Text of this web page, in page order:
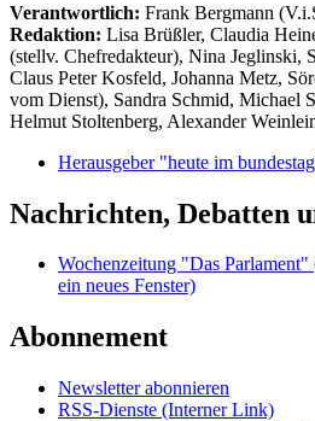
Verantwortlich: Frank Bergmann
Redaktion: Lisa Brüßler, Claudia
(stellv. Chefredakteur), Nina Jeglinski,
Claus Peter Kosfeld, Johanna Metz,
vom Dienst), Sandra Schmid, Michael
Helmut Stoltenberg, Alexander
Herausgeber "heute im
Nachrichten, Debatten
Wochenzeitung "Das Parlament"
ein neues Fenster)
Abonnement
Newsletter abonnieren
RSS-Dienste (Interner Link)